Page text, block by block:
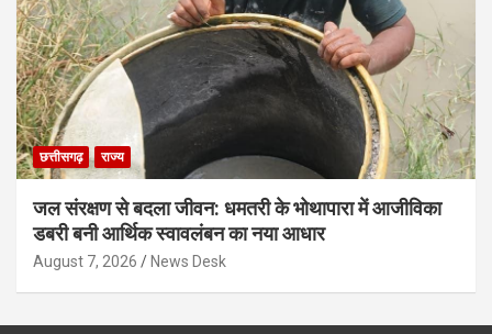
छत्तीसगढ़ राज्य
जल संरक्षण से बदला जीवन: धमतरी के भोथापारा में आजीविका
डबरी बनी आर्थिक स्वावलंबन का नया आधार
August 7, 2026 News Desk